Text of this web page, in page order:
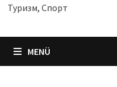
Туризм, Спорт
MENÜ